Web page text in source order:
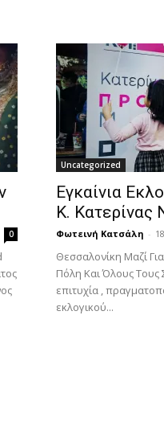
0
Uncategorized
Εγκαίνια
Κ. Κατερίνας
Φωτεινή Κατσάλη -
Θεσσαλονίκη Μαζί
Πόλη Και Όλους
επιτυχία ,
εκλογικού...